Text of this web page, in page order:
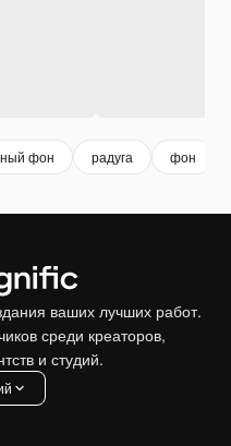
фон радуга фон
ваших лучших работ.
среди креаторов,
и студий.